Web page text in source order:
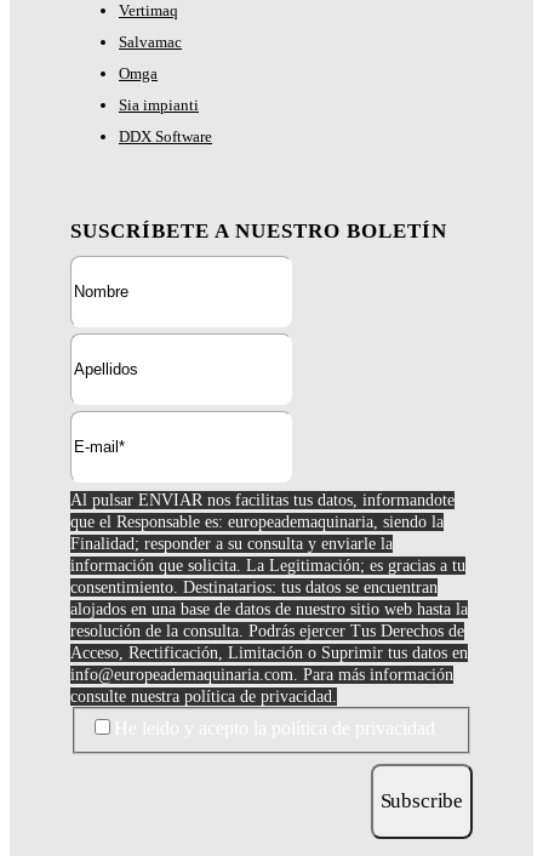
Vertimaq
Salvamac
Omga
Sia impianti
DDX Software
SUSCRÍBETE A NUESTRO BOLETÍN
Al pulsar ENVIAR nos facilitas tus datos, informandote
que el Responsable es: europeademaquinaria, siendo la
Finalidad; responder a su consulta y enviarle la
información que solicita. La Legitimación; es gracias a tu
consentimiento. Destinatarios: tus datos se encuentran
alojados en una base de datos de nuestro sitio web hasta la
resolución de la consulta. Podrás ejercer Tus Derechos de
Acceso, Rectificación, Limitación o Suprimir tus datos en
info@europeademaquinaria.com . Para más información
consulte nuestra política de privacidad.
Subscribe